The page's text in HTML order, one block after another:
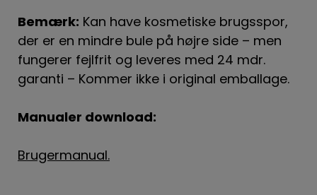
Bemærk: Kan have kosmetiske brugsspor,
der er en mindre bule på højre side – men
fungerer fejlfrit og leveres med 24 mdr.
garanti – Kommer ikke i original emballage.
Manualer download:
Brugermanual.